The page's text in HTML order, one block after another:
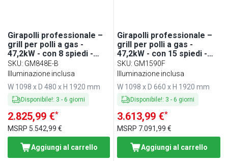
Girapolli professionale –
grill per polli a gas -
47,2kW - con 8 spiedi -
capacità fino a 48 polli
SKU: GM848E-B
Illuminazione inclusa
W 1098 x D 480 x H 1920 mm
Disponibile!: 3 - 6 giorni
2.825,99 €*
MSRP 5.542,99 €
Aggiungi al carrello
Girapolli professionale –
grill per polli a gas -
47,2kW - con 15 spiedi -
capacità fino a 90 polli
SKU: GM1590F
Illuminazione inclusa
W 1098 x D 660 x H 1920 mm
Disponibile!: 3 - 6 giorni
3.613,99 €*
MSRP 7.091,99 €
Aggiungi al carrello